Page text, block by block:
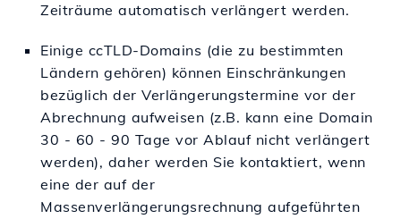
Zeiträume automatisch verlängert werden.
Einige ccTLD-Domains (die zu bestimmten
Ländern gehören) können Einschränkungen
bezüglich der Verlängerungstermine vor der
Abrechnung aufweisen (z.B. kann eine Domain
30 - 60 - 90 Tage vor Ablauf nicht verlängert
werden), daher werden Sie kontaktiert, wenn
eine der auf der
Massenverlängerungsrechnung aufgeführten